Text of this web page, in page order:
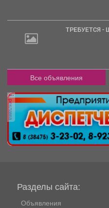
ТРЕБУЕТСЯ
Все объявления
реклама
Разделы сайта:
Объявления